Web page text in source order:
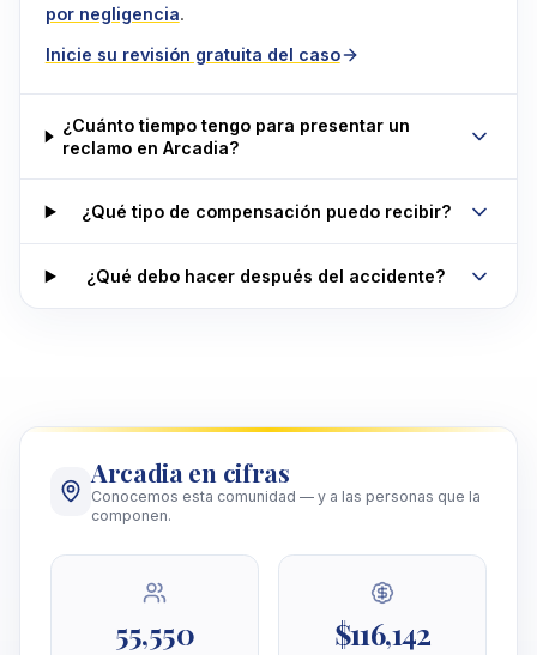
por negligencia.
Inicie su revisión gratuita del caso
¿Cuánto tiempo tengo para presentar un
reclamo en Arcadia?
¿Qué tipo de compensación puedo recibir?
¿Qué debo hacer después del accidente?
Arcadia en cifras
Conocemos esta comunidad — y a las personas que la
componen.
55,550 $116,142